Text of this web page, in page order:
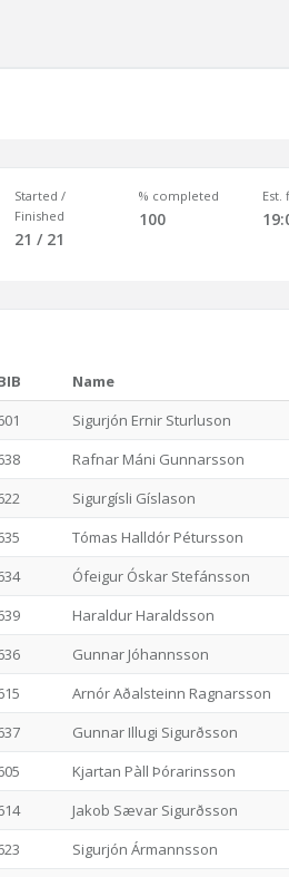
Started /
Finished
21 / 21
% completed
100
Est.
Name
Sigurjón Ernir Sturluson
Rafnar Máni Gunnarsson
Sigurgísli Gíslason
Tómas Halldór Pétursson
Ófeigur Óskar Stefánsson
Haraldur Haraldsson
Gunnar Jóhannsson
Arnór Aðalsteinn Ragnarsson
Gunnar Illugi Sigurðsson
Kjartan Pàll Þórarinsson
Jakob Sævar Sigurðsson
Sigurjón Ármannsson